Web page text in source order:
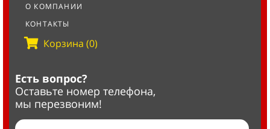
О КОМПАНИИ
КОНТАКТЫ
Корзина (0)
Есть вопрос?
Оставьте номер телефона,
мы перезвоним!